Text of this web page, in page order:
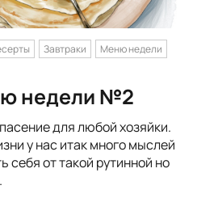
Завтраки
Меню недели
недели №2
для любой хозяйки.
у нас итак много мыслей
себя от такой рутинной но